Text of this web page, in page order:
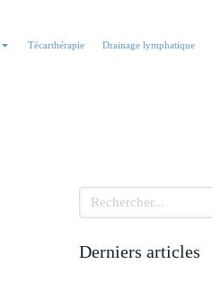
Técarthérapie Drainage lymphatique
Rechercher
Derniers articles